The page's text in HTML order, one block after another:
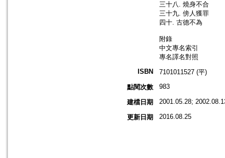
三十八. 燒身不合
三十九. 傍人獲罪
四十. 古德不為
附錄
中文專名索引
專名譯名對照
ISBN
7101011527 (平)
點閱次數
983
建檔日期 2001.05.28;
更新日期 2016.08.25